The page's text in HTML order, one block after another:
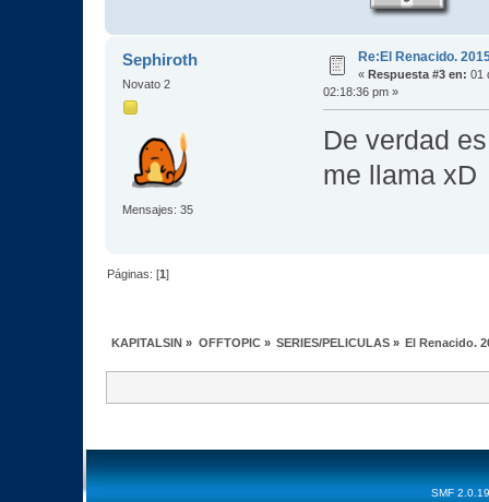
Sephiroth
Novato 2
Mensajes: 35
Re:El Renacido.
« Respuesta #3 en: 01
02:18:36 pm »
De verdad
me llama xD
Páginas: [1]
KAPITALSIN » OFFTOPIC» SERIES/PELICULAS» El Renacido.
SMF 2.0.19